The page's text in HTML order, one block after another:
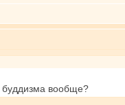
буддизма вообще?